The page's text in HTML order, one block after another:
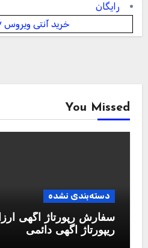
رایگان
خرید آنتی ویروس Kaspersky
You Missed
دسته‌بندی نشده
سفارش رپورتاژ آگهی
ریپورتاژ اگهی دائمی